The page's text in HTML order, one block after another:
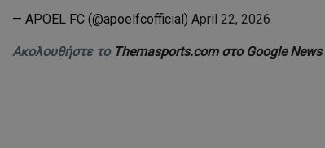
— APOEL FC (@apoelfcofficial) April 22, 2026
Ακολουθήστε το Themasports.com στο Google News